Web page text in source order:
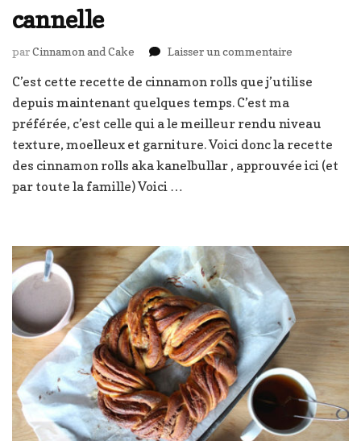
cannelle
parCinnamon and Cake Laisser un commentaire
recette
cinnamon
rolls
cannelle
C’est cette recette de cinnamon rolls que j’utilise
depuis maintenant quelques temps. C’est ma
préférée, c’est celle qui a le meilleur rendu niveau
texture, moelleux et garniture. Voici donc la recette
des cinnamon rolls aka kanelbullar , approuvée ici (et
par toute la famille) Voici …